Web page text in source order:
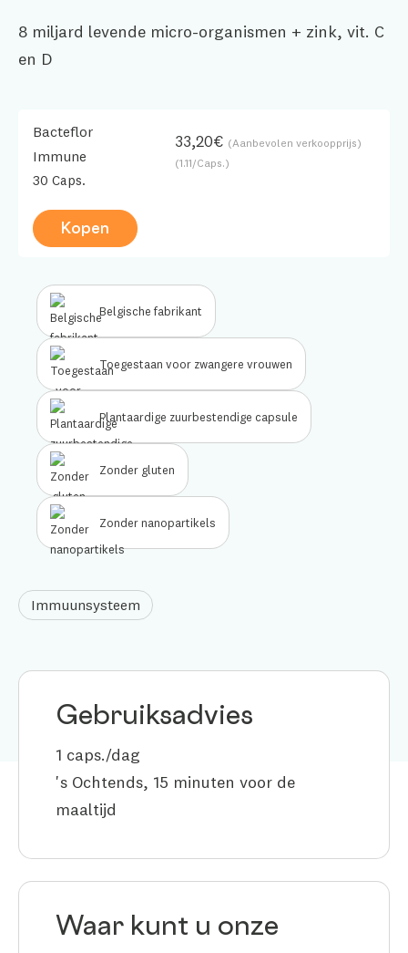
8 miljard levende micro-organismen + zink, vit. C
en D
Bacteflor
Immune
30 Caps.
33,20€ (Aanbevolen verkoopprijs)
(1.11/Caps.)
Kopen
Belgische fabrikant
Toegestaan voor zwangere vrouwen
Plantaardige zuurbestendige capsule
Zonder gluten
Zonder nanopartikels
Immuunsysteem
Gebruiksadvies
1 caps./dag
's Ochtends, 15 minuten voor de
maaltijd
Waar kunt u onze